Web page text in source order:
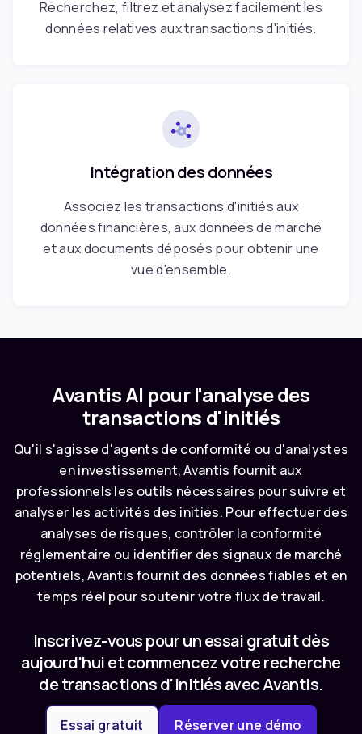
Recherchez, filtrez et analysez facilement les
données relatives aux transactions d'initiés.
Intégration des données
Associez les transactions d'initiés aux
données financières, aux données de marché
et aux documents déposés pour obtenir une
vue d'ensemble.
Avantis AI pour l'analyse des
transactions d'initiés
Qu'il s'agisse d'agents de conformité ou d'analystes
en investissement, Avantis fournit aux
professionnels les outils nécessaires pour suivre et
analyser les activités des initiés. Pour effectuer des
analyses de risques, contrôler la conformité
réglementaire ou identifier des signaux de marché
potentiels, Avantis fournit des données fiables et en
temps réel pour soutenir votre flux de travail.
Inscrivez-vous pour un essai gratuit dès
aujourd'hui et commencez votre recherche
de transactions d'initiés avec Avantis.
Essai gratuit Réserver une démo